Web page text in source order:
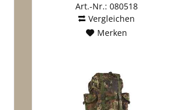
Art.-Nr.: 080518
Vergleichen
Merken